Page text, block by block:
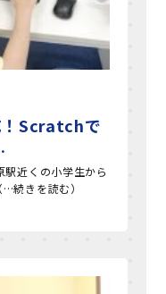
！Scratchで
駅近くの小学生から
続きを読む）